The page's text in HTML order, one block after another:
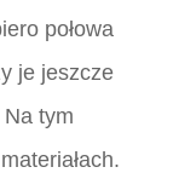
połowa
je jeszcze
Na tym